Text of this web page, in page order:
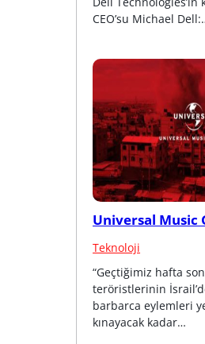
CEO’su Michael
Universal Music
Teknoloji
“Geçtiğimiz hafta
teröristlerinin
barbarca eylemleri
kınayacak kadar…